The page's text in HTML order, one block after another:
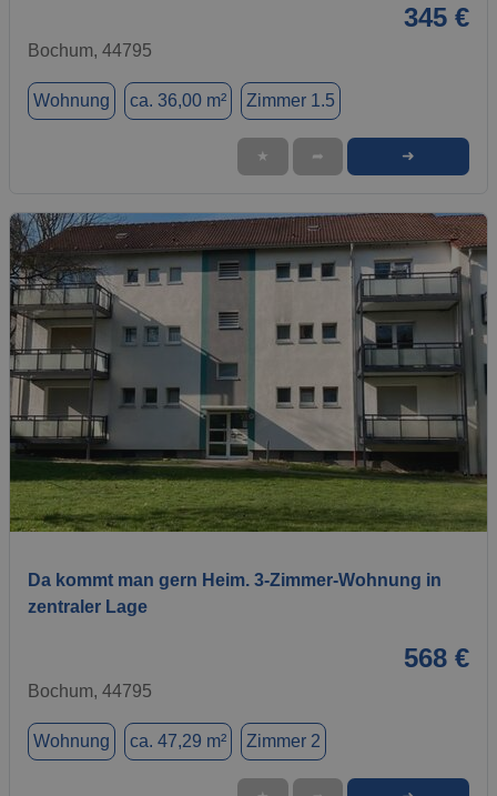
345 €
Bochum, 44795
Wohnung ca. 36,00 m² Zimmer 1.5
★ ➦ ➜
1 / 7
Da kommt man gern Heim. 3-Zimmer-Wohnung in
zentraler Lage
568 €
Bochum, 44795
Wohnung ca. 47,29 m² Zimmer 2